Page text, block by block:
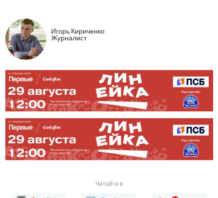
Игорь Кириченко
Журналист
Читайте в